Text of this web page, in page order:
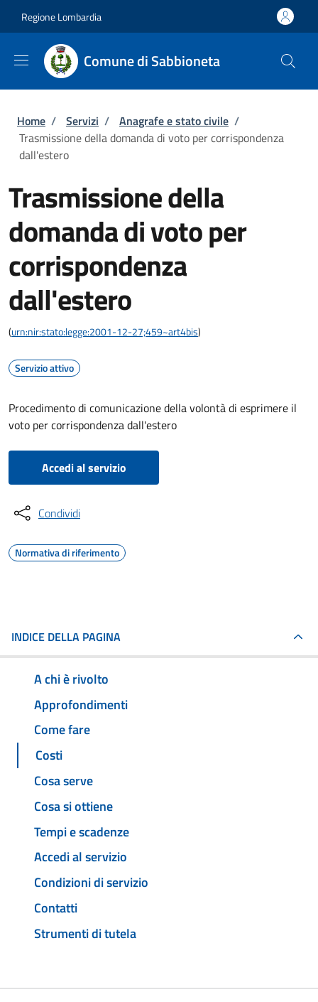
Regione Lombardia
Comune di Sabbioneta
Briciole di pane
Home / Servizi / Anagrafe e stato civile /
Trasmissione della domanda di voto per corrispondenza
dall'estero
Trasmissione della
domanda di voto per
corrispondenza
dall'estero
(urn:nir:stato:legge:2001-12-27;459~art4bis)
Servizio attivo
Procedimento di comunicazione della volontà di esprimere il
voto per corrispondenza dall'estero
Accedi al servizio
Condividi
Normativa di riferimento
INDICE DELLA PAGINA
A chi è rivolto
Approfondimenti
Come fare
Costi
Cosa serve
Cosa si ottiene
Tempi e scadenze
Accedi al servizio
Condizioni di servizio
Contatti
Strumenti di tutela